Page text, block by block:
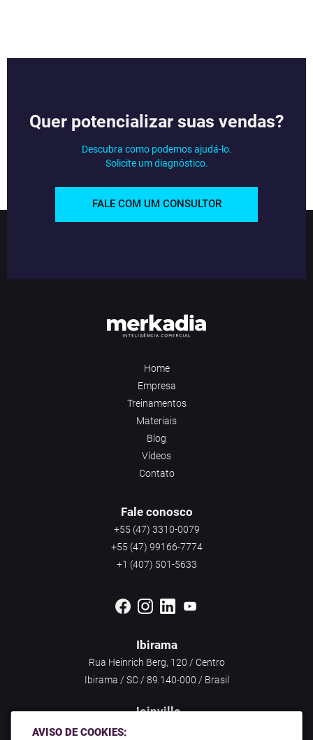
Quer potencializar suas vendas?
Descubra como podemos ajudá-lo.
Solicite um diagnóstico.
FALE COM UM CONSULTOR
Home
Empresa
Treinamentos
Materiais
Blog
Vídeos
Contato
Fale conosco
+55 (47) 3310-0079
+55 (47) 99166-7774
+1 (407) 501-5633
Ibirama
Rua Heinrich Berg, 120 / Centro
Ibirama / SC / 89.140-000 / Brasil
Joinville
Rua Dr. João Colin, 1285 / América
AVISO DE COOKIES: